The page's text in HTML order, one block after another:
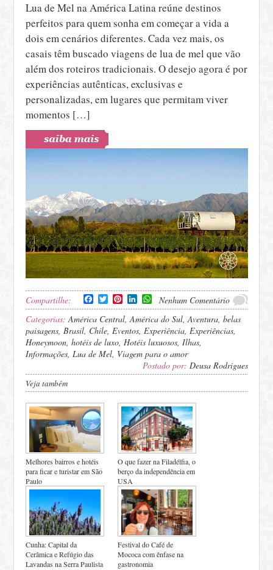
Lua de Mel na América Latina reúne destinos
perfeitos para quem sonha em começar a vida a
dois em cenários diferentes. Cada vez mais, os
casais têm buscado viagens de lua de mel que vão
além dos roteiros tradicionais. O desejo agora é por
experiências autênticas, exclusivas e
personalizadas, em lugares que permitam viver
momentos […]
Compartilhe: Facebook
TwitterPinterestLinkedInWhatsApp
Nenhum Comentário
Categorias:América Central,América do Sul,Aventura,belas
paisagens,Brasil, Chile,Eventos,Experiência,Experiências,
Honeymoon,hotéis de luxo,Hotéis luxuosos,Ilhas,
Informações,Lua de Mel, Viagem para o amor
Postado por: Deusa Rodrigues
Veja também
Melhores bairros e hotéis
para ficar e turistar em São
Paulo
O que fazer na Filadélfia, o
berço da independência em
USA
Cunha: Capital da
Cerâmica e Refúgio das
Lavandas na Serra Paulista
Festival do Café de
Mococa com ênfase na
gastronomia